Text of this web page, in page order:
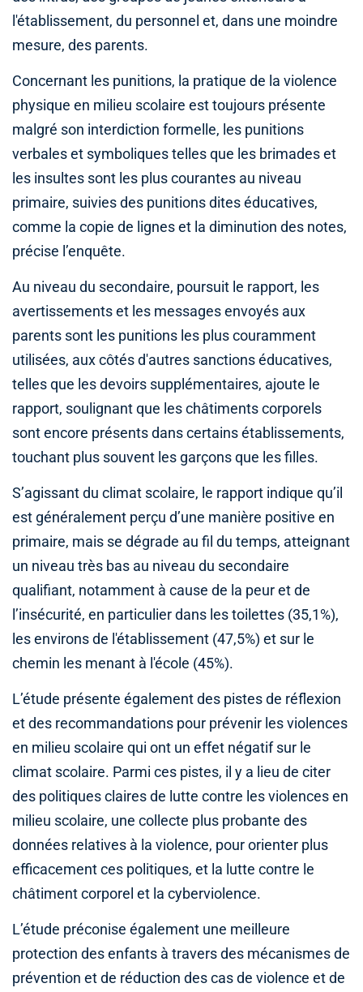
l'établissement, du personnel et, dans une moindre
mesure, des parents.
Concernant les punitions, la pratique de la violence
physique en milieu scolaire est toujours présente
malgré son interdiction formelle, les punitions
verbales et symboliques telles que les brimades et
les insultes sont les plus courantes au niveau
primaire, suivies des punitions dites éducatives,
comme la copie de lignes et la diminution des notes,
précise l’enquête.
Au niveau du secondaire, poursuit le rapport, les
avertissements et les messages envoyés aux
parents sont les punitions les plus couramment
utilisées, aux côtés d'autres sanctions éducatives,
telles que les devoirs supplémentaires, ajoute le
rapport, soulignant que les châtiments corporels
sont encore présents dans certains établissements,
touchant plus souvent les garçons que les filles.
S’agissant du climat scolaire, le rapport indique qu’il
est généralement perçu d’une manière positive en
primaire, mais se dégrade au fil du temps, atteignant
un niveau très bas au niveau du secondaire
qualifiant, notamment à cause de la peur et de
l’insécurité, en particulier dans les toilettes (35,1%),
les environs de l'établissement (47,5%) et sur le
chemin les menant à l'école (45%).
L’étude présente également des pistes de réflexion
et des recommandations pour prévenir les violences
en milieu scolaire qui ont un effet négatif sur le
climat scolaire. Parmi ces pistes, il y a lieu de citer
des politiques claires de lutte contre les violences en
milieu scolaire, une collecte plus probante des
données relatives à la violence, pour orienter plus
efficacement ces politiques, et la lutte contre le
châtiment corporel et la cyberviolence.
L’étude préconise également une meilleure
protection des enfants à travers des mécanismes de
prévention et de réduction des cas de violence et de